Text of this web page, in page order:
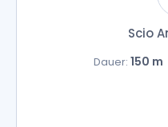
Scio
Dauer: 150 m